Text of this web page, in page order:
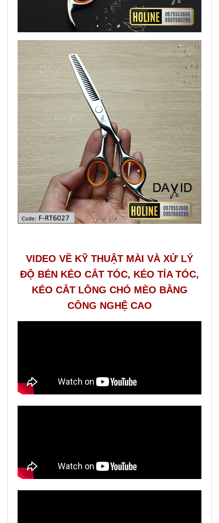
VIDEO VỀ KỸ THUẬT MÀI VÀ XỬ LÝ
ĐỘ BÉN KÉO CẮT TÓC, KÉO TỈA TÓC,
KÉO CẮT LÔNG CHÓ MÈO BẰNG
CÔNG NGHỆ CAO